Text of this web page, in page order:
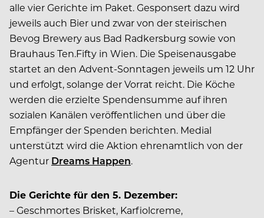
alle vier Gerichte im Paket. Gesponsert dazu wird
jeweils auch Bier und zwar von der steirischen
Bevog Brewery aus Bad Radkersburg sowie von
Brauhaus Ten.Fifty in Wien. Die Speisenausgabe
startet an den Advent-Sonntagen jeweils um 12 Uhr
und erfolgt, solange der Vorrat reicht. Die Köche
werden die erzielte Spendensumme auf ihren
sozialen Kanälen veröffentlichen und über die
Empfänger der Spenden berichten. Medial
unterstützt wird die Aktion ehrenamtlich von der
Agentur Dreams Happen.
Die Gerichte für den 5. Dezember:
– Geschmortes Brisket, Karfiolcreme,